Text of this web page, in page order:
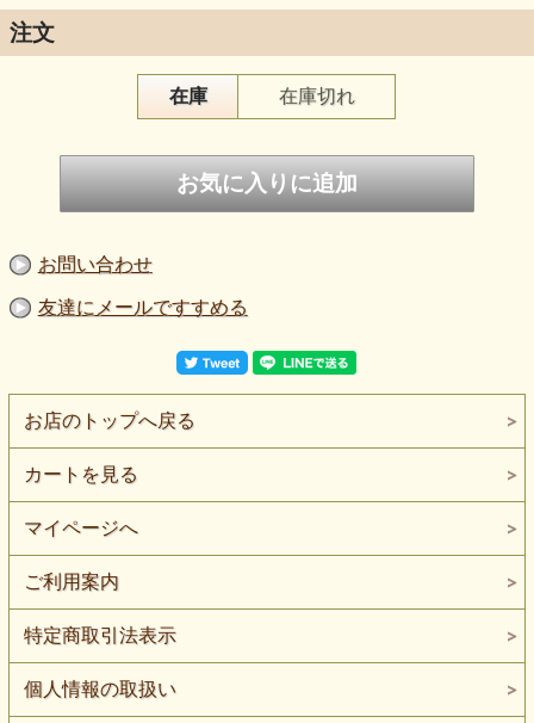
注文
在庫 在庫切れ
お問い合わせ
友達にメールですすめる
お店のトップへ戻る
カートを見る
マイページへ
ご利用案内
特定商取引法表示
個人情報の取扱い